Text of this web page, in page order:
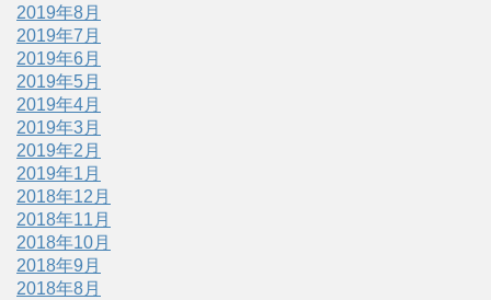
2019年8月
2019年7月
2019年6月
2019年5月
2019年4月
2019年3月
2019年2月
2019年1月
2018年12月
2018年11月
2018年10月
2018年9月
2018年8月